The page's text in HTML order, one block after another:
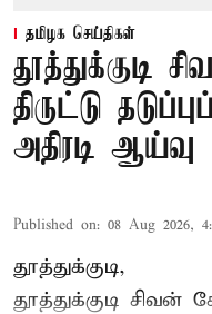
தமிழக செய்திகள்
தூத்துக்குடி
திருட்டு
அதிரடி ஆய்வு
Published on: 08 Aug 2026,
தூத்துக்குடி,
தூத்துக்குடி சிவன்